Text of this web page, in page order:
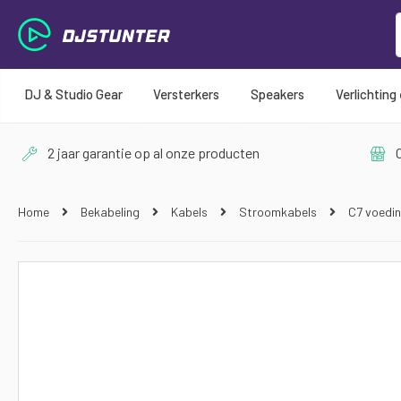
DJ & Studio Gear Versterkers Speakers
2 jaar garantie op al onze producten
Home Bekabeling Kabels Stroomkabels C7